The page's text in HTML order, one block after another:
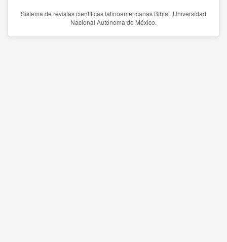
Sistema de revistas científicas latinoamericanas Biblat. Universidad
Nacional Autónoma de México.